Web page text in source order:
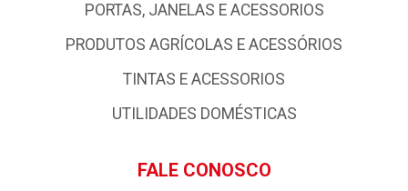
PORTAS, JANELAS E ACESSORIOS
PRODUTOS AGRÍCOLAS E ACESSÓRIOS
TINTAS E ACESSORIOS
UTILIDADES DOMÉSTICAS
FALE CONOSCO